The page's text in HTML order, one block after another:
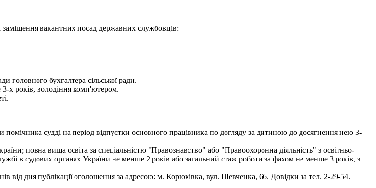
заміщення вакантних посад державних службовців:
головного бухгалтера сільської ради.
х років, володіння комп'ютером.
судді на період відпустки основного працівника по догляду за дитиною до досягнення нею 3-
повна вища освіта за спеціальністю "Правознавство" або "Правоохоронна діяльність" з освітньо-
в судових органах України не менше 2 років або загальний стаж роботи за фахом не менше 3 років, з
від дня публікації оголошення за адресою: м. Корюківка, вул. Шевченка, 66. Довідки за тел. 2-29-54.